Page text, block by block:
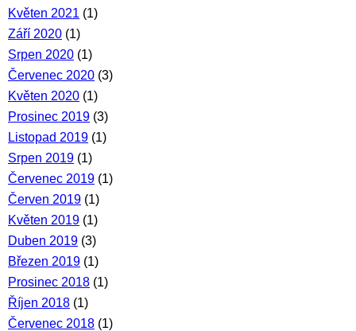
Květen 2021 (1)
Září 2020 (1)
Srpen 2020 (1)
Červenec 2020 (3)
Květen 2020 (1)
Prosinec 2019 (3)
Listopad 2019 (1)
Srpen 2019 (1)
Červenec 2019 (1)
Červen 2019 (1)
Květen 2019 (1)
Duben 2019 (3)
Březen 2019 (1)
Prosinec 2018 (1)
Říjen 2018 (1)
Červenec 2018 (1)